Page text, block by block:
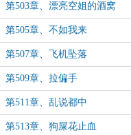
第503章、漂亮空姐的酒窝
第505章、不如我来
第507章、飞机坠落
第509章、拉偏手
第511章、乱说都中
第513章、狗屎花止血